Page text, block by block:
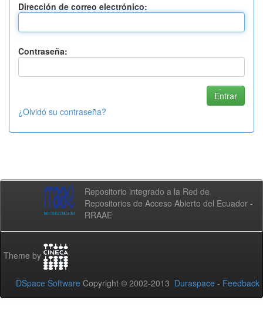
Dirección de correo electrónico:
Contraseña:
¿Olvidó su contraseña?
Repositorio integrado a la Red de
Repositorios de Acceso Abierto del Ecuador -
RRAAE
Theme by
DSpace Software Copyright © 2002-2013 Duraspace - Feedback